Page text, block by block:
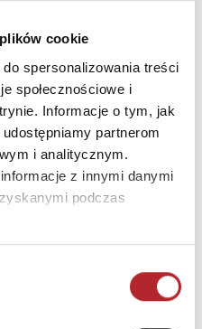
cookie
spersonalizowania treści
społecznościowe i
Informacje o tym, jak
partnerom
i analitycznym.
z innymi danymi
podczas